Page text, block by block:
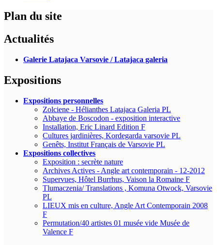
Plan du site
Actualités
Galerie Latajaca Varsovie / Latajaca galeria
Expositions
Expositions personnelles
Zolciene - Hélianthes Latajaca Galeria PL
Abbaye de Boscodon - exposition interactive
Installation, Eric Linard Edition F
Cultures jardinières, Kordegarda varsovie PL
Genêts, Institut Français de Varsovie PL
Expositions collectives
Exposition : secrète nature
Archives Actives - Angle art contemporain - 12-2012
Supervues, Hôtel Burrhus, Vaison la Romaine F
Tlumaczenia/ Translations , Komuna Otwock, Varsovie
PL
LIEUX mis en culture, Angle Art Contemporain 2008
F
Permutation/40 artistes 01 musée vide Musée de
Valence F